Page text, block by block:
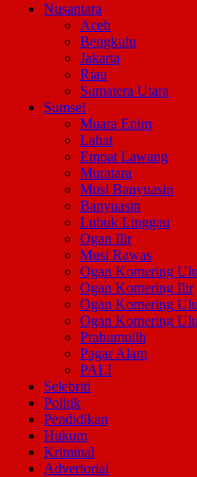
Nusantara
Aceh
Bengkulu
Jakarta
Riau
Sumatera Utara
Sumsel
Muara Enim
Lahat
Empat Lawang
Muratara
Musi Banyuasin
Banyuasin
Lubuk Linggau
Ogan Ilir
Musi Rawas
Ogan Komering
Ogan Komering Ilir
Ogan Komering Ulu
Ogan Komering
Prabumulih
Pagar Alam
PALI
Selebriti
Politik
Pendidikan
Hukum
Kriminal
Advertorial